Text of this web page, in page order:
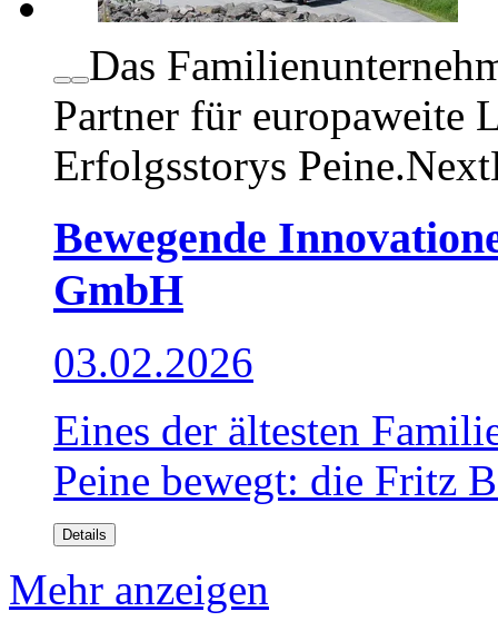
Das
Partner für europaweite
Erfolgsstorys
Bewegende
GmbH
03.02.2026
Eines der ältesten
Peine bewegt: die Fritz
Details
Mehr anzeigen